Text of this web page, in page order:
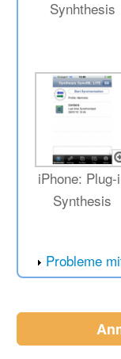
Synhthesis
iPhone: Plug-
Synthesis
Probleme